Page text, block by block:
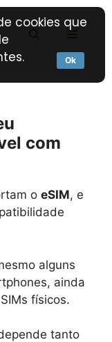
com
o eSIM, e
alguns
ainda
físicos.
tanto
cookies que
Ok